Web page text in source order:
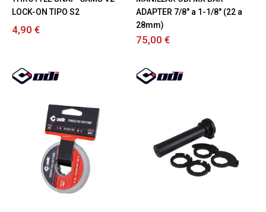
LOCK-ON TIPO S2
4,90 €
ADAPTER 7/8" a 1-1/8" (22 a
28mm)
75,00 €